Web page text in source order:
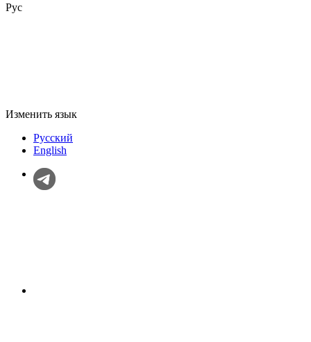
Рус
Изменить язык
Русский
English